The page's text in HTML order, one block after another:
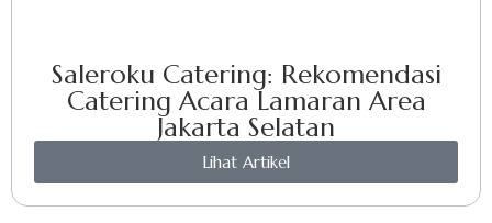
Saleroku Catering: Rekomendasi
Catering Acara Lamaran Area
Jakarta Selatan
Lihat Artikel